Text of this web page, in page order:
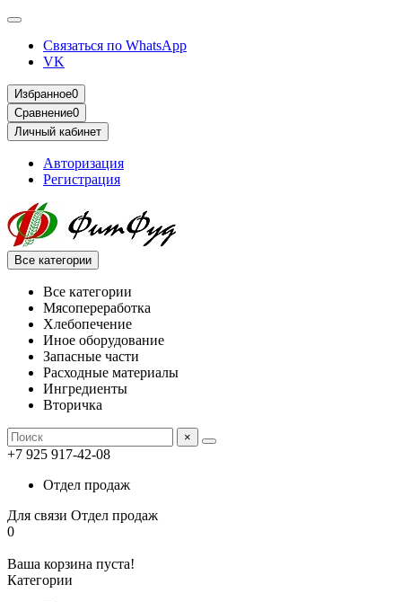
Связаться по WhatsApp
VK
Избранное0
Сравнение0
Личный кабинет
Авторизация
Регистрация
Все категории
Все категории
Мясопереработка
Хлебопечение
Иное оборудование
Запасные части
Расходные материалы
Ингредиенты
Вторичка
×
+7 925 917-42-08
Отдел продаж
Для связи Отдел продаж
0
Ваша корзина пуста!
Категории